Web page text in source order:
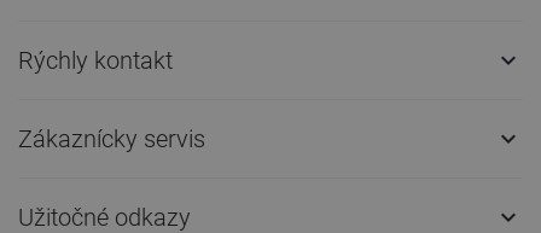
Rýchly kontakt 
Zákaznícky servis 
Užitočné odkazy 